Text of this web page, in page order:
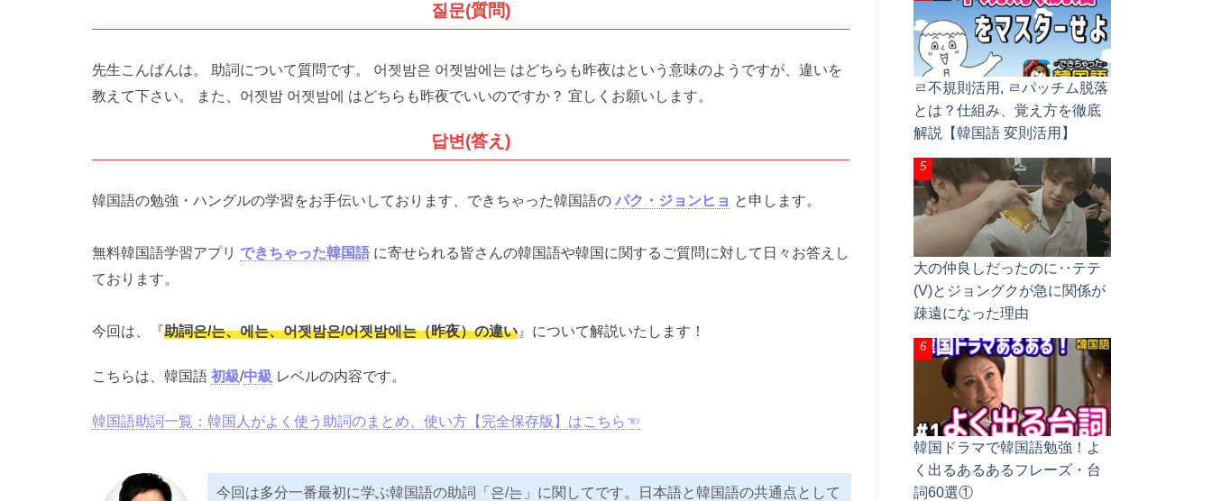
질문(質問)
先生こんばんは。 助詞について質問です。 어젯밤은 어젯밤에는 はどちらも昨夜はという意味のようですが、違いを
教えて下さい。 また、어젯밤 어젯밤에 はどちらも昨夜でいいのですか？ 宜しくお願いします。
답변(答え)
韓国語の勉強・ハングルの学習をお手伝いしております、できちゃった韓国語の パク・ジョンヒョ と申します。
無料韓国語学習アプリ できちゃった韓国語 に寄せられる皆さんの韓国語や韓国に関するご質問に対して日々お答えし
ております。
今回は、『助詞은/는、에는、어젯밤은/어젯밤에는（昨夜）の違い 』について解説いたします！
こちらは、韓国語 初級/中級 レベルの内容です。
韓国語助詞一覧：韓国人がよく使う助詞のまとめ、使い方【完全保存版】はこちら☜
今回は多分一番最初に学ぶ韓国語の助詞「은/는」に関してです。日本語と韓国語の共通点として
ㄹ不規則活用, ㄹパッチム脱落
とは？仕組み、覚え方を徹底
解説【韓国語 変則活用】
大の仲良しだったのに‥テテ
(V)とジョングクが急に関係が
疎遠になった理由
韓国ドラマで韓国語勉強！よ
く出るあるあるフレーズ・台
詞60選①